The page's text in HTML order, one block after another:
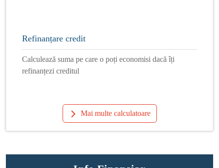
Refinanțare credit
Calculează suma pe care o poți economisi dacă îți
refinanțezi creditul
Mai multe calculatoare